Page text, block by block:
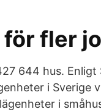
fler
644 hus.
i Sverige
i